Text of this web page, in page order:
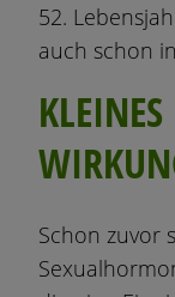
52.
auch schon
Schon zuvor